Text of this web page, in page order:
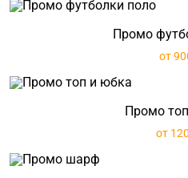
Промо
от
Промо
от